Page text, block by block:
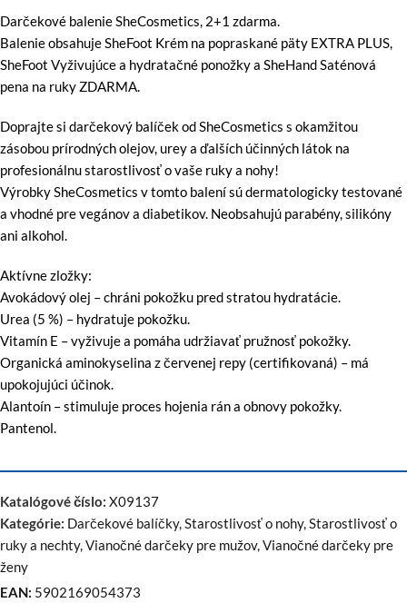
Darčekové balenie SheCosmetics, 2+1 zdarma.
Balenie obsahuje SheFoot Krém na popraskané päty EXTRA PLUS,
SheFoot Vyživujúce a hydratačné ponožky a SheHand Saténová
pena na ruky ZDARMA.
Doprajte si darčekový balíček od SheCosmetics s okamžitou
zásobou prírodných olejov, urey a ďalších účinných látok na
profesionálnu starostlivosť o vaše ruky a nohy!
Výrobky SheCosmetics v tomto balení sú dermatologicky testované
a vhodné pre vegánov a diabetikov. Neobsahujú parabény, silikóny
ani alkohol.
Aktívne zložky:
Avokádový olej – chráni pokožku pred stratou hydratácie.
Urea (5 %) – hydratuje pokožku.
Vitamín E – vyživuje a pomáha udržiavať pružnosť pokožky.
Organická aminokyselina z červenej repy (certifikovaná) – má
upokojujúci účinok.
Alantoín – stimuluje proces hojenia rán a obnovy pokožky.
Pantenol.
Katalógové číslo: X09137
Kategórie: Darčekové balíčky,Starostlivosť o nohy,Starostlivosť o
ruky a nechty,Vianočné darčeky pre mužov,Vianočné darčeky pre
ženy
EAN: 5902169054373